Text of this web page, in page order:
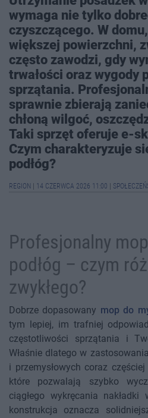
wymaga nie tylko
czyszczącego. W
większej powierzchni,
często zawodzi, gdy
trwałości oraz wygody
sprzątania.
sprawnie zbierają
chłoną wilgoć,
Taki sprzęt oferuje e-
Czym charakteryzuje
podłóg?
REGION 14 CZERWCA 2026 11:00
Profesjonalny
podłóg – czym
zwykłego?
Dobrze dopasowany mop do
tym lepiej, im trafniej
częstotliwości sprzątania i
Właśnie dlatego w
i przemysłowych coraz
które pozwalają szybko
ciągłego wykręcania
konstrukcja oznacza